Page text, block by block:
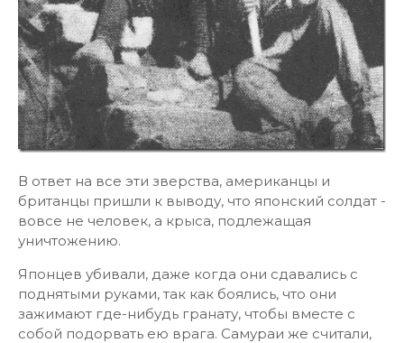
В ответ на все эти зверства, американцы и
британцы пришли к выводу, что японский солдат -
вовсе не человек, а крыса, подлежащая
уничтожению.
Японцев убивали, даже когда они сдавались с
поднятыми руками, так как боялись, что они
зажимают где-нибудь гранату, чтобы вместе с
собой подорвать ею врага. Самураи же считали,